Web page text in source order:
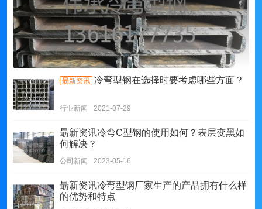
朂新资讯 冷弯型钢在选择时要考虑哪些方面？
行业新闻 2021-07-29
朂新资讯冷弯C型钢的使用如何？表层变黑如
何解决？
公司新闻 2023-05-16
朂新资讯冷弯型钢厂家生产的产品拥有什么样
的优势和特点